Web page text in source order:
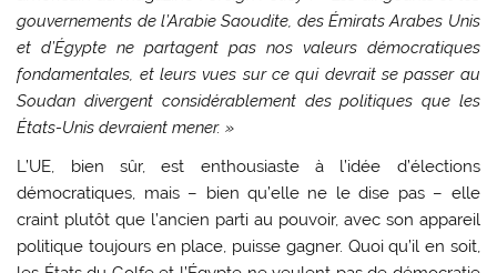
gouvernements de l’Arabie Saoudite, des Émirats Arabes Unis
et d’Égypte ne partagent pas nos valeurs démocratiques
fondamentales, et leurs vues sur ce qui devrait se passer au
Soudan divergent considérablement des politiques que les
États-Unis devraient mener. »
L’UE, bien sûr, est enthousiaste à l’idée d’élections
démocratiques, mais – bien qu’elle ne le dise pas – elle
craint plutôt que l’ancien parti au pouvoir, avec son appareil
politique toujours en place, puisse gagner. Quoi qu’il en soit,